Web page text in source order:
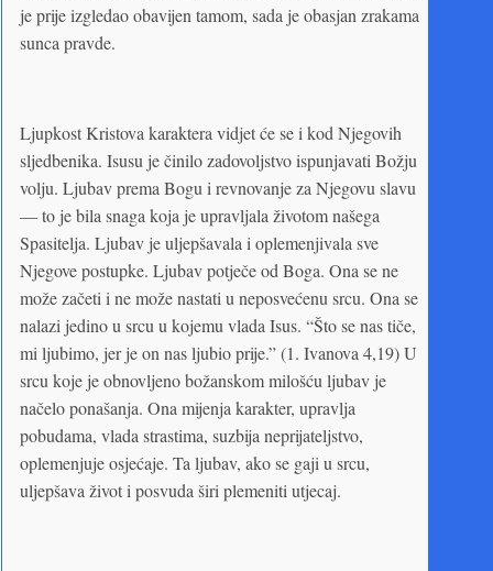
je prije izgledao obavijen tamom, sada je obasjan zrakama
sunca pravde.
Ljupkost Kristova karaktera vidjet će se i kod Njegovih
sljedbenika. Isusu je činilo zadovoljstvo ispunjavati Božju
volju. Ljubav prema Bogu i revnovanje za Njegovu slavu
— to je bila snaga koja je upravljala životom našega
Spasitelja. Ljubav je uljepšavala i oplemenjivala sve
Njegove postupke. Ljubav potječe od Boga. Ona se ne
može začeti i ne može nastati u neposvećenu srcu. Ona se
nalazi jedino u srcu u kojemu vlada Isus. “Što se nas tiče,
mi ljubimo, jer je on nas ljubio prije.” (1. Ivanova 4,19) U
srcu koje je obnovljeno božanskom milošću ljubav je
načelo ponašanja. Ona mijenja karakter, upravlja
pobudama, vlada strastima, suzbija neprijateljstvo,
oplemenjuje osjećaje. Ta ljubav, ako se gaji u srcu,
uljepšava život i posvuda širi plemeniti utjecaj.